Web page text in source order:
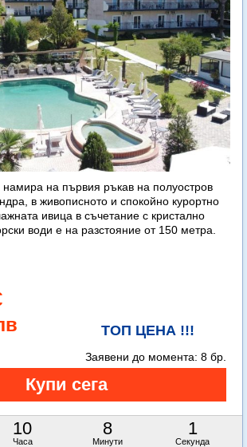
на първия ръкав на полуостров
в живописното и спокойно курортно
ивица в съчетание с кристално
води е на разстояние от 150 метра.
ТОП ЦЕНА !!!
10
Часа
8
Минути
0
Секунди
Заявени до момента: 8 бр.